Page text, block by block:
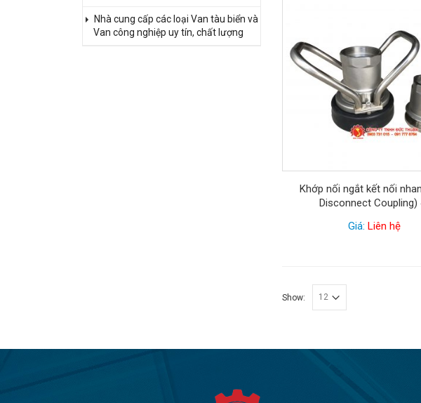
Khớp nối ngắt kết nối
Disconnect Coupling)
Giá: Liên hệ
Show:
Nhà cung cấp các loại Van tàu biển và
Van công nghiệp uy tín, chất lượng